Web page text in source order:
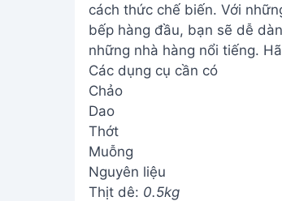
cách thức chế biến. Với
bếp hàng đầu, bạn sẽ dễ
những nhà hàng nổi tiếng.
Các dụng cụ cần có
Chảo
Dao
Thớt
Muỗng
Nguyên liệu
Thịt dê: 0.5kg